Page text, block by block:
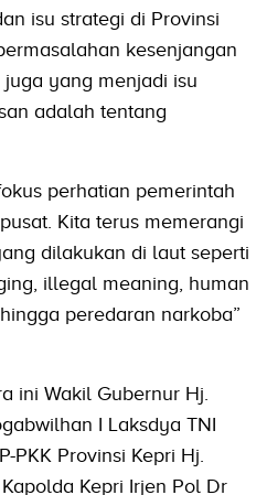
isu strategi di Provinsi
kesenjangan
yang menjadi isu
adalah tentang
perhatian pemerintah
Kita terus memerangi
dilakukan di laut seperti
illegal meaning, human
peredaran narkoba”
ini Wakil Gubernur Hj.
I Laksdya TNI
PKK Provinsi Kepri Hj.
Kepri Irjen Pol Dr